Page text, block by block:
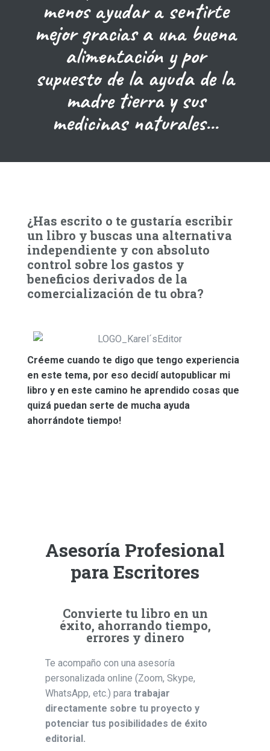
menos ayudar a sentirte
mejor gracias a una buena
alimentación y por
supuesto de la ayuda de la
madre tierra y sus
medicinas naturales...
¿Has escrito o te gustaría escribir
un libro y buscas una alternativa
independiente y con absoluto
control sobre los gastos y
beneficios derivados de la
comercialización de tu obra?
Créeme cuando te digo que tengo experiencia
en este tema, por eso decidí autopublicar mi
libro y en este camino he aprendido cosas que
quizá puedan serte de mucha ayuda
ahorrándote tiempo!
Asesoría Profesional
para Escritores
Convierte tu libro en un
éxito, ahorrando tiempo,
errores y dinero
Te acompaño con una asesoría
personalizada online (Zoom, Skype,
WhatsApp, etc.) para trabajar
directamente sobre tu proyecto y
potenciar tus posibilidades de éxito
editorial.